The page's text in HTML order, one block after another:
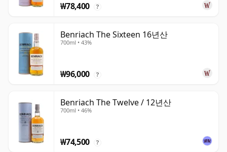
₩78,400 ?
Benriach The Sixteen 16년산
700ml • 43%
₩96,000 ?
Benriach The Twelve / 12년산
700ml • 46%
₩74,500 ?